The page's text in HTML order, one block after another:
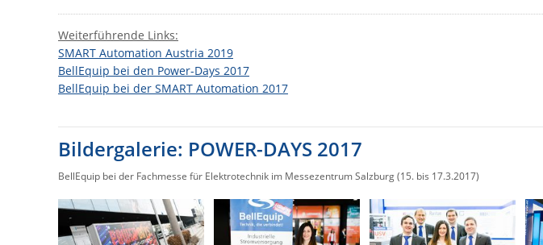
Weiterführende Links:
SMART Automation Austria 2019
BellEquip bei den Power-Days 2017
BellEquip bei der SMART Automation 2017
Bildergalerie: POWER-DAYS 2017
BellEquip bei der Fachmesse für Elektrotechnik im Messezentrum Salzburg (15. bis 17.3.2017)